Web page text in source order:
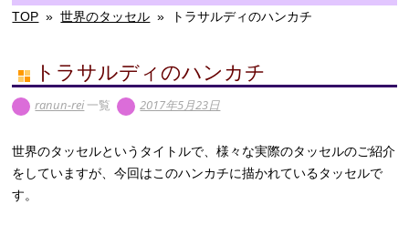
content
TOP »世界のタッセル » トラサルディのハンカチ
トラサルディのハンカチ
ranun-rei一覧 2017年5月23日
世界のタッセルというタイトルで、様々な実際のタッセルのご紹介
をしていますが、今回はこのハンカチに描かれているタッセルで
す。